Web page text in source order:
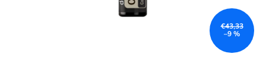
€43,33
–9 %